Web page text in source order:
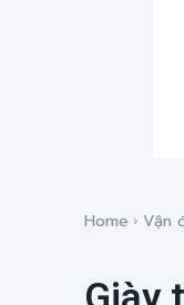
Home Vận